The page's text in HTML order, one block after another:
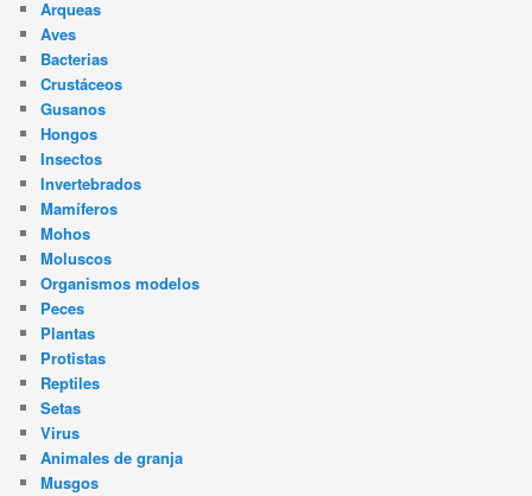
Arqueas
Aves
Bacterias
Crustáceos
Gusanos
Hongos
Insectos
Invertebrados
Mamíferos
Mohos
Moluscos
Organismos modelos
Peces
Plantas
Protistas
Reptiles
Setas
Virus
Animales de granja
Musgos